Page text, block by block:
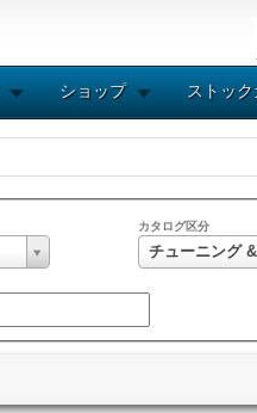
ショップ ストッ
カタログ区分
チューニング